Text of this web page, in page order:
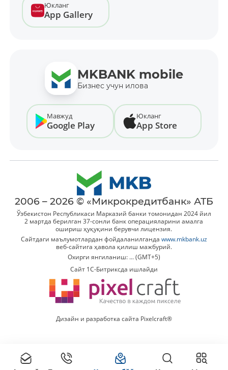
Юкланг
App Gallery
MKBANK mobile
Бизнес учун илова
Мавжуд
Google Play
Юкланг
App Store
2006 – 2026 © «Микрокредитбанк» АТБ
Ўзбекистон Республикаси Марказий банки томонидан 2024 йил
2 мартда берилган 37-сонли банк операцияларини амалга
ошириш ҳуқуқини берувчи лицензия.
Сайтдаги маълумотлардан фойдаланилганда www.mkbank.uz
веб-сайтига ҳавола қилиш мажбурий.
Охирги янгиланиш: ... (GMT+5)
Сайт 1C-Битриксда ишлайди
Дизайн и разработка сайта Pixelcraft®